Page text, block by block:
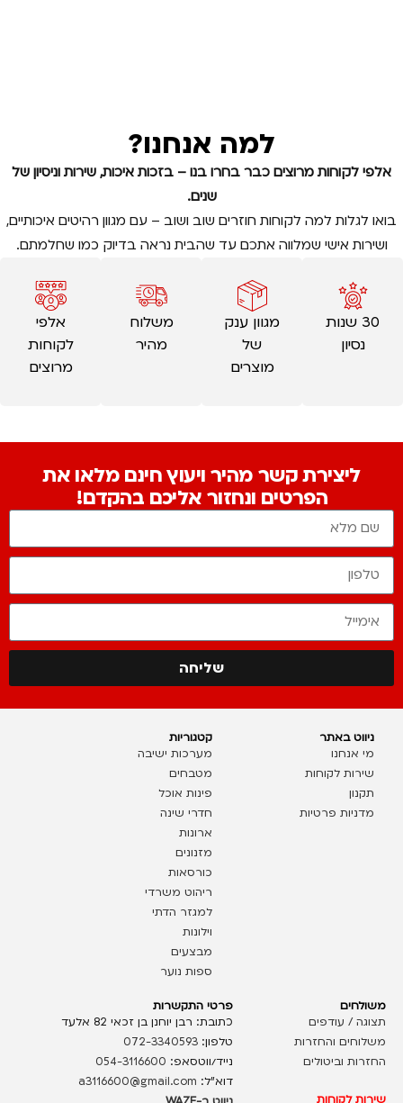
למה אנחנו?
אלפי לקוחות מרוצים כבר בחרו בנו – בזכות איכות, שירות וניסיון של
שנים.
בואו לגלות למה לקוחות חוזרים שוב ושוב – עם מגוון רהיטים איכותיים,
ושירות אישי שמלווה אתכם עד שהבית נראה בדיוק כמו שחלמתם.
30 שנות
נסיון
מגוון ענק
של
מוצרים
משלוח
מהיר
אלפי
לקוחות
מרוצים
ליצירת קשר מהיר ויעוץ חינם מלאו את
הפרטים ונחזור אליכם בהקדם!
שליחה
ניווט באתר
מי אנחנו
שירות לקוחות
תקנון
מדניות פרטיות
קטגוריות
מערכות ישיבה
מטבחים
פינות אוכל
חדרי שינה
ארונות
מזנונים
כורסאות
ריהוט משרדי
למגזר הדתי
וילונות
מבצעים
ספות נוער
משולחים
תצוגה / עודפים
משלוחים והחזרות
החזרות וביטולים
שירות לקוחות
פרטי התקשרות
כתובת: רבן יוחנן בן זכאי 82 אלעד
טלפון:072-3340593
נייד/ווטסאפ: 054-3116600
דוא”ל: a3116600@gmail.com